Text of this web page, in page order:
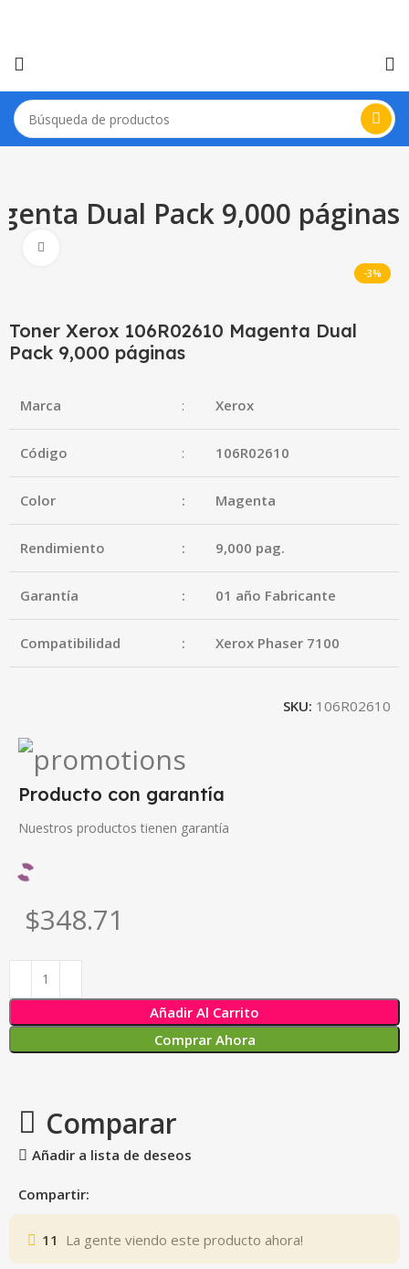
Dual Pack 9,000 páginas
-3%
Toner Xerox 106R02610 Magenta Dual
Pack 9,000 páginas
Marca : Xerox
Código : 106R02610
Color : Magenta
Rendimiento : 9,000 pag.
Garantía : 01 año Fabricante
Compatibilidad : Xerox Phaser 7100
SKU: 106R02610
Producto con garantía
Nuestros productos tienen garantía
$348.71
Añadir Al Carrito
Comprar Ahora
Comparar
Añadir a lista de deseos
Compartir:
11 La gente viendo este producto ahora!